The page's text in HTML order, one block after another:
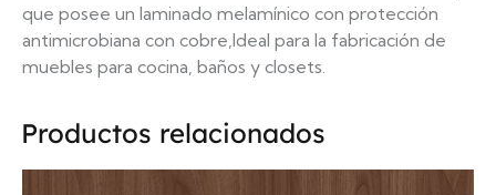
que posee un laminado melamínico con protección
antimicrobiana con cobre,Ideal para la fabricación de
muebles para cocina, baños y closets.
Productos relacionados